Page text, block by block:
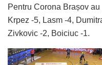
Pentru Corona Brașov
Krpez -5, Lasm -4,
Zivkovic -2, Boiciuc -1.